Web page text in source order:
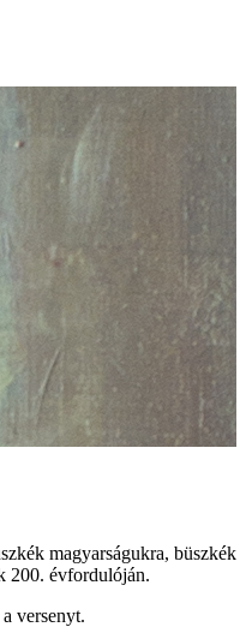
magyarságukra, büszkék
200. évfordulóján.
versenyt.